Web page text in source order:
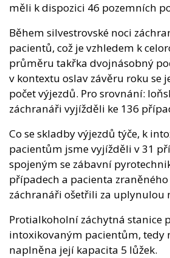
měli k dispozici 46 pozemních
Během silvestrovské noci
pacientů, což je vzhledem k
průměru takřka dvojnásobný
v kontextu oslav závěru roku se
počet výjezdů. Pro srovnání:
záchranáři vyjížděli ke 136
Co se skladby výjezdů týče, k
pacientům jsme vyjížděli v 31
spojeným se zábavní
případech a pacienta
záchranáři ošetřili za uplynulou
Protialkoholní záchytná stanice
intoxikovaným pacientům, tedy
naplněna její kapacita 5 lůžek.